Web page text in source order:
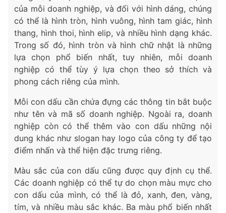
của mỗi doanh nghiệp, và đối với hình dáng, chúng
có thể là hình tròn, hình vuông, hình tam giác, hình
thang, hình thoi, hình elip, và nhiều hình dạng khác.
Trong số đó, hình tròn và hình chữ nhật là những
lựa chọn phổ biến nhất, tuy nhiên, mỗi doanh
nghiệp có thể tùy ý lựa chọn theo sở thích và
phong cách riêng của mình.
Mỗi con dấu cần chứa đựng các thông tin bắt buộc
như tên và mã số doanh nghiệp. Ngoài ra, doanh
nghiệp còn có thể thêm vào con dấu những nội
dung khác như slogan hay logo của công ty để tạo
điểm nhấn và thể hiện đặc trưng riêng.
Màu sắc của con dấu cũng được quy định cụ thể.
Các doanh nghiệp có thể tự do chọn màu mực cho
con dấu của mình, có thể là đỏ, xanh, đen, vàng,
tím, và nhiều màu sắc khác. Ba màu phổ biến nhất